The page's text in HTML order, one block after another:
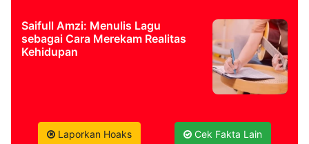
Saifull Amzi: Menulis Lagu
sebagai Cara Merekam Realitas
Kehidupan
Laporkan Hoaks Cek Fakta Lain